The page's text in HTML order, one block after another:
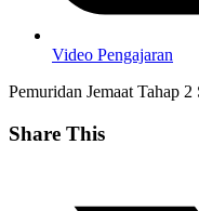
Video Pengajaran
Pemuridan Jemaat Tahap
Share This